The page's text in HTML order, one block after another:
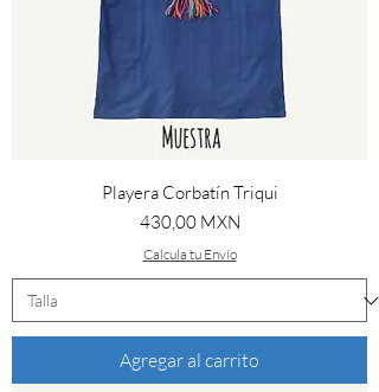
Playera Corbatín Triqui
Precio
430,00 MXN
Calcula tu Envío
Agregar al carrito